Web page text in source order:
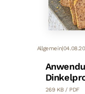
Allgemein|
269 KB / PDF